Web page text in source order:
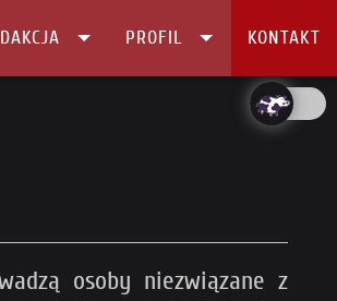
PROFIL KONTAKT
osoby niezwiązane z